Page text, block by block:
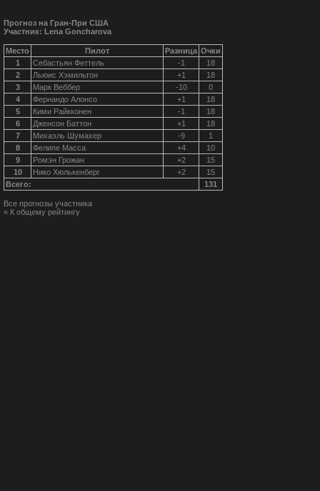
Прогноз на Гран-При США
Участник: Lena Goncharova
Место Пилот Разница Очки
1
Себастьян Феттель -1
18
2
Льюис Хэмильтон +1
18
3
Марк Веббер -10
0
4
Фернандо Алонсо +1
18
5
Кими Райкконен -1
18
6
Дженсон Баттон +1
18
7
Михаэль Шумахер -9
1
8
Фелипе Масса +4
10
9
Ромэн Грожан +2
15
10
Нико Хюлькенберг +2
15
Всего:
131
Все прогнозы участника
« К общему рейтингу